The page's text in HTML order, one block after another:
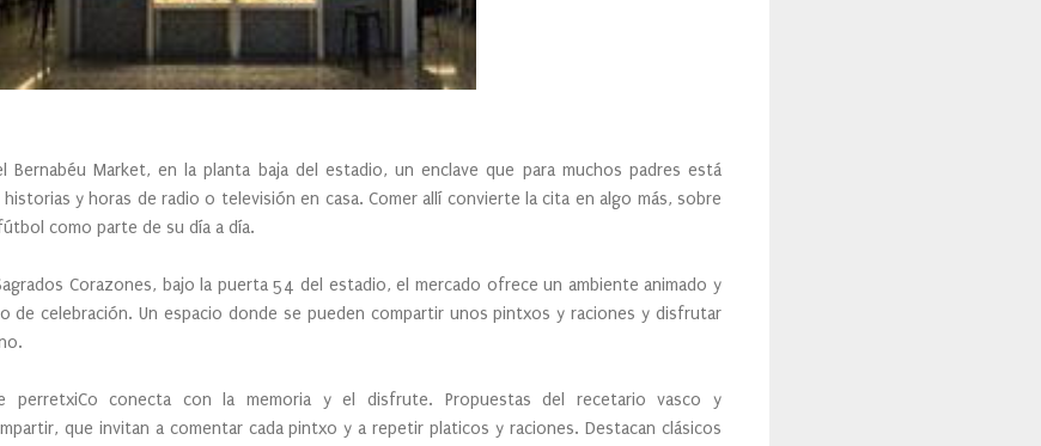
Bernabéu Market, en la planta baja del estadio, un enclave que para muchos padres está
y horas de radio o televisión en casa. Comer allí convierte la cita en algo más, sobre
como parte de su día a día.
Corazones, bajo la puerta 54 del estadio, el mercado ofrece un ambiente animado y
celebración. Un espacio donde se pueden compartir unos pintxos y raciones y disfrutar
perretxiCo conecta con la memoria y el disfrute. Propuestas del recetario vasco y
que invitan a comentar cada pintxo y a repetir platicos y raciones. Destacan clásicos